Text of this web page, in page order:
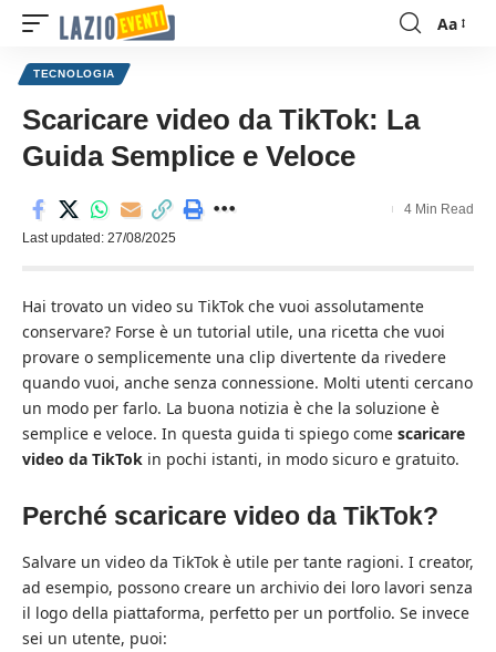
Font
Aa
TECNOLOGIA
Scaricare video da TikTok: La
Guida Semplice e Veloce
Last updated: 27/08/2025
4 Min Read
Hai trovato un video su TikTok che vuoi assolutamente
conservare? Forse è un tutorial utile, una ricetta che vuoi
provare o semplicemente una clip divertente da rivedere
quando vuoi, anche senza connessione. Molti utenti cercano
un modo per farlo. La buona notizia è che la soluzione è
semplice e veloce. In questa guida ti spiego come scaricare
video da TikTok in pochi istanti, in modo sicuro e gratuito.
Perché scaricare video da TikTok?
Salvare un video da TikTok è utile per tante ragioni. I creator,
ad esempio, possono creare un archivio dei loro lavori senza
il logo della piattaforma, perfetto per un portfolio. Se invece
sei un utente, puoi: